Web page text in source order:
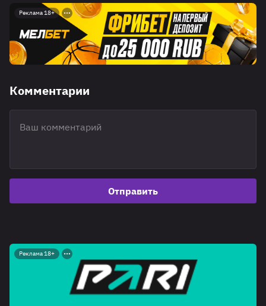
Реклама 18+
Комментарии
Отправить
Реклама 18+